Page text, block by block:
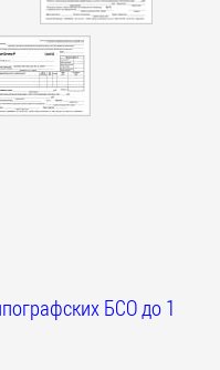
БСО до 1